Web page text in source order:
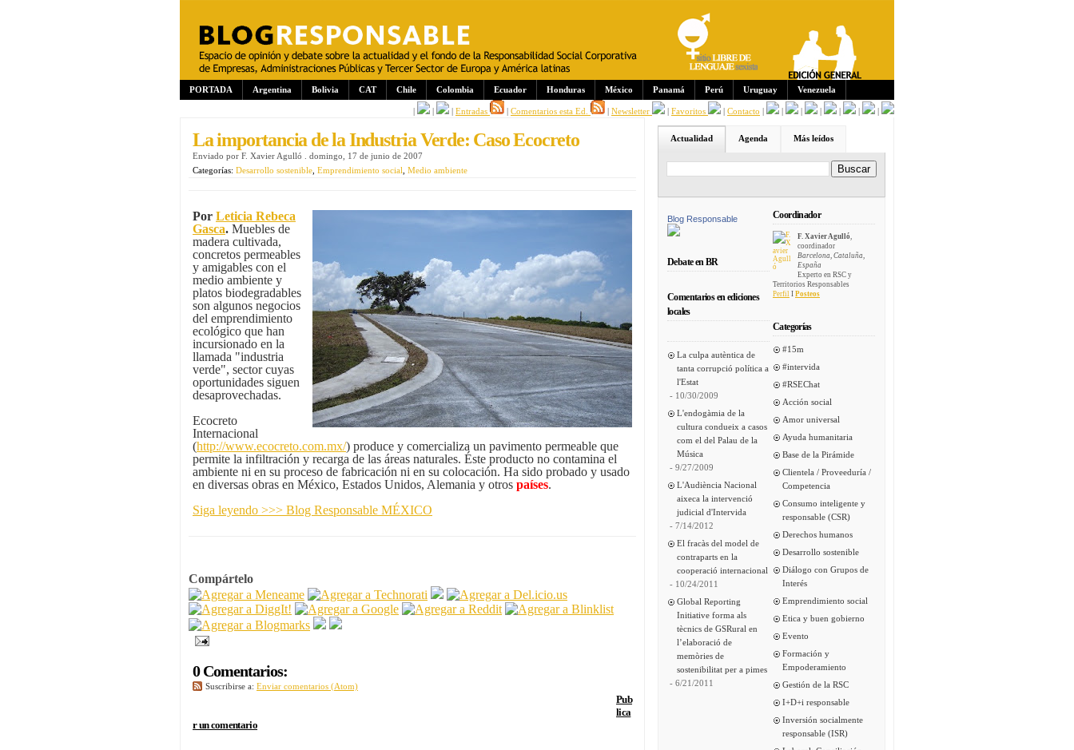
PORTADA Argentina Bolivia CAT Chile Colombia Ecuador Honduras México Panamá Perú Uruguay Venezuela
| | | Entradas | Comentarios esta Ed. | Newsletter | Favoritos | Contacto | | | | | | |
La importancia de la Industria Verde: Caso Ecocreto
Enviado por F. Xavier Agulló
domingo, 17 de junio de 2007
Categorías: Desarrollo sostenible Emprendimiento social Medio ambiente
Por Leticia Rebeca
Gasca. Muebles de
madera cultivada,
concretos permeables
y amigables con el
medio ambiente y
platos biodegradables
son algunos negocios
del emprendimiento
ecológico que han
incursionado en la
llamada "industria
verde", sector cuyas
oportunidades siguen
desaprovechadas.
Ecocreto
Internacional
(http://www.ecocreto.com.mx/) produce y comercializa un pavimento permeable que
permite la infiltración y recarga de las áreas naturales. Éste producto no contamina el
ambiente ni en su proceso de fabricación ni en su colocación. Ha sido probado y usado
en diversas obras en México, Estados Unidos, Alemania y otros países.
Siga leyendo >>> Blog Responsable MÉXICO
Compártelo
0 Comentarios:
Suscribirse a: Enviar comentarios (Atom)
Pub
lica
r un comentario
Actualidad Agenda Más leídos
Blog Responsable
Debate en BR
Comentarios en ediciones
locales
La culpa autèntica de
tanta corrupció política a
l'Estat
- 10/30/2009
L'endogàmia de la
cultura condueix a casos
com el del Palau de la
Música
- 9/27/2009
L'Audiència Nacional
aixeca la intervenció
judicial d'Intervida
- 7/14/2012
El fracàs del model de
contraparts en la
cooperació internacional
- 10/24/2011
Global Reporting
Initiative forma als
tècnics de GSRural en
l’elaboració de
memòries de
sostenibilitat per a pimes
- 6/21/2011
Coordinador
F. Xavier Agulló,
coordinador
Barcelona, Cataluña,
España
Experto en RSC y
Territorios Responsables
Perfil I Posteos
Categorías
#15m
#intervida
#RSEChat
Acción social
Amor universal
Ayuda humanitaria
Base de la Pirámide
Clientela / Proveeduría /
Competencia
Consumo inteligente y
responsable (CSR)
Derechos humanos
Desarrollo sostenible
Diálogo con Grupos de
Interés
Emprendimiento social
Etica y buen gobierno
Evento
Formación y
Empoderamiento
Gestión de la RSC
I+D+i responsable
Inversión socialmente
responsable (ISR)